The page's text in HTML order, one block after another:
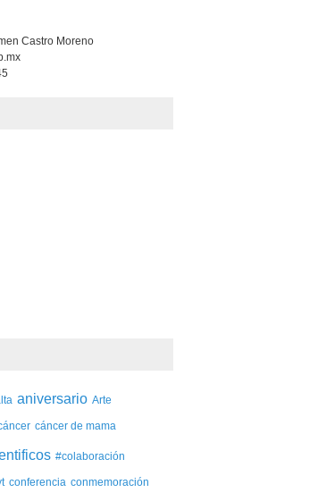
Castro Moreno
aniversario Arte
cáncer de mama
#colaboración
conferencia conmemoración